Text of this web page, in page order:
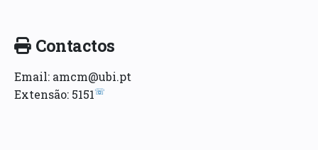
Contactos
Email: amcm@ubi.pt
Extensão: 5151☏